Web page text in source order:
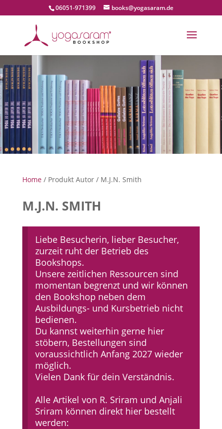
06051-971399 books@yogasaram.de
Home/ Produkt Autor / M.J.N. Smith
M.J.N. SMITH
Liebe Besucherin, lieber Besucher,
zurzeit ruht der Betrieb des
Bookshops.
Unsere zeitlichen Ressourcen sind
momentan begrenzt und wir können
den Bookshop neben dem
Ausbildungs- und Kursbetrieb nicht
bedienen.
Du kannst weiterhin gerne hier
stöbern, Bestellungen sind
voraussichtlich Anfang 2027 wieder
möglich.
Vielen Dank für dein Verständnis.
Alle Artikel von R. Sriram und Anjali
Sriram können direkt hier bestellt
werden: